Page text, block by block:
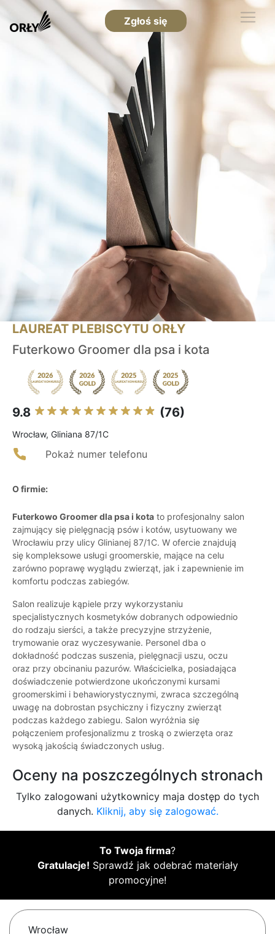
Zgłoś się
LAUREAT PLEBISCYTU ORŁY
Futerkowo Groomer dla psa i kota
9.8 (76)
Wrocław, Gliniana 87/1C
Pokaż numer telefonu
O firmie:
Futerkowo Groomer dla psa i kota to profesjonalny salon
zajmujący się pielęgnacją psów i kotów, usytuowany we
Wrocławiu przy ulicy Glinianej 87/1C. W ofercie znajdują
się kompleksowe usługi groomerskie, mające na celu
zarówno poprawę wyglądu zwierząt, jak i zapewnienie im
komfortu podczas zabiegów.
Salon realizuje kąpiele przy wykorzystaniu
specjalistycznych kosmetyków dobranych odpowiednio
do rodzaju sierści, a także precyzyjne strzyżenie,
trymowanie oraz wyczesywanie. Personel dba o
dokładność podczas suszenia, pielęgnacji uszu, oczu
oraz przy obcinaniu pazurów. Właścicielka, posiadająca
doświadczenie potwierdzone ukończonymi kursami
groomerskimi i behawiorystycznymi, zwraca szczególną
uwagę na dobrostan psychiczny i fizyczny zwierząt
podczas każdego zabiegu. Salon wyróżnia się
połączeniem profesjonalizmu z troską o zwierzęta oraz
wysoką jakością świadczonych usług.
Oceny na poszczególnych stronach
Tylko zalogowani użytkownicy maja dostęp do tych
danych. Kliknij, aby się zalogować.
To Twoja firma?
Gratulacje! Sprawdź jak odebrać materiały
promocyjne!
Wrocław